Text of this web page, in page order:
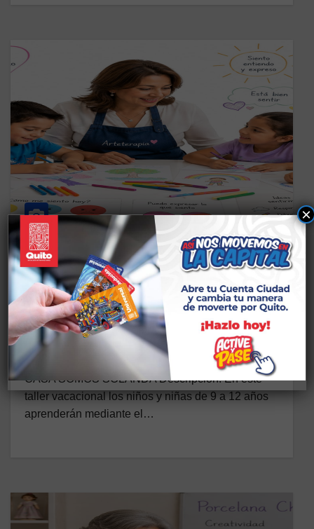
CS BIENESTAR TALLERES SOLANDA
ARTE TERAPIA
EMOCIONAL/BIENESTAR/INFANTI
L VACACIONAL
29 DE MAYO DE 2026
CASA SOMOS SOLANDA Descripción: En este
taller vacacional los niños y niñas de 9 a 12 años
aprenderán mediante el…
×